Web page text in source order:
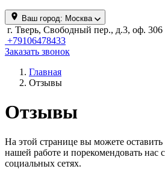
Ваш город: Москва
г. Тверь, Свободный пер., д.3, оф. 306
+79106478433
Заказать звонок
Главная
Отзывы
Отзывы
На этой странице вы можете
нашей работе и порекомендовать нас
социальных сетях.